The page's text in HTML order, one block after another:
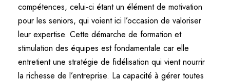
compétences, celui-ci étant un élément de motivation
pour les seniors, qui voient ici l’occasion de valoriser
leur expertise. Cette démarche de formation et
stimulation des équipes est fondamentale car elle
entretient une stratégie de fidélisation qui vient nourrir
la richesse de l’entreprise. La capacité à gérer toutes